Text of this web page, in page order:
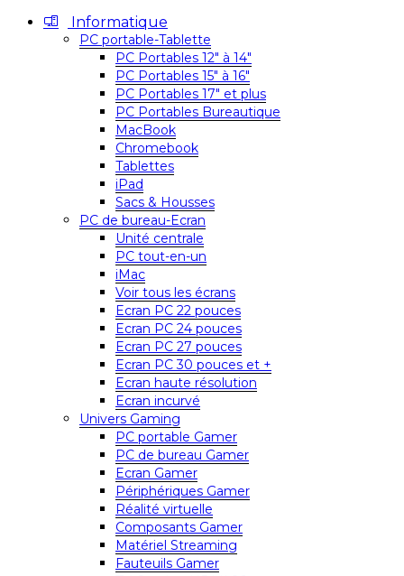
Informatique
PC portable-Tablette
PC Portables 12″ à 14″
PC Portables 15″ à 16″
PC Portables 17″ et plus
PC Portables Bureautique
MacBook
Chromebook
Tablettes
iPad
Sacs & Housses
PC de bureau-Ecran
Unité centrale
PC tout-en-un
iMac
Voir tous les écrans
Ecran PC 22 pouces
Ecran PC 24 pouces
Ecran PC 27 pouces
Ecran PC 30 pouces et +
Ecran haute résolution
Ecran incurvé
Univers Gaming
PC portable Gamer
PC de bureau Gamer
Ecran Gamer
Périphériques Gamer
Réalité virtuelle
Composants Gamer
Matériel Streaming
Fauteuils Gamer